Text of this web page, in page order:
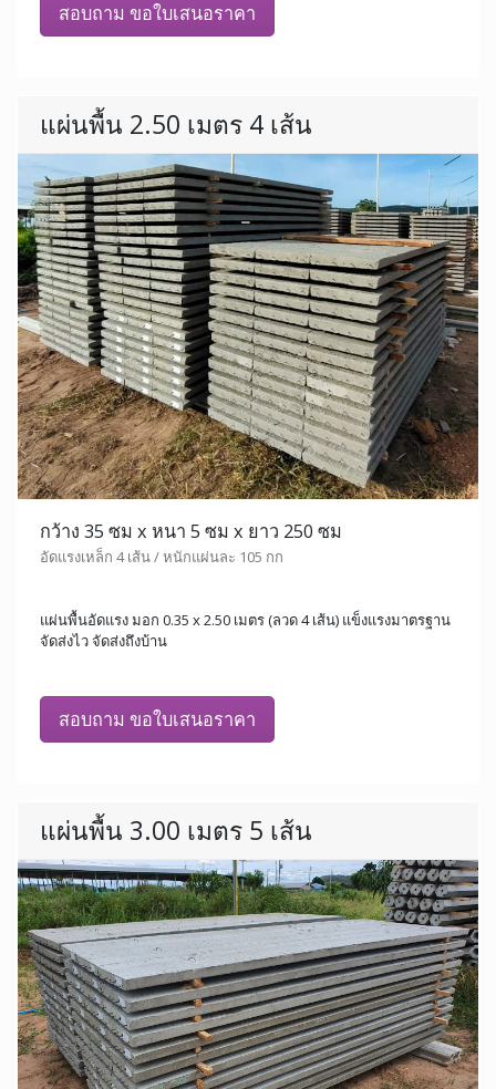
สอบถาม ขอใบเสนอราคา
แผ่นพื้น 2.50 เมตร 4 เส้น
กว้าง 35 ซม x หนา 5 ซม x ยาว 250 ซม
อัดแรงเหล็ก 4 เส้น / หนักแผ่นละ 105 กก
แผ่นพื้นอัดแรง มอก 0.35 x 2.50 เมตร (ลวด 4 เส้น) แข็งแรงมาตรฐาน
จัดส่งไว จัดส่งถึงบ้าน
สอบถาม ขอใบเสนอราคา
แผ่นพื้น 3.00 เมตร 5 เส้น